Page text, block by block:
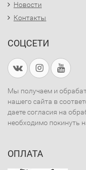
Новости
Контакты
СОЦСЕТИ
Мы получаем и
нашего сайта в
даете согласия на
необходимо покинуть
ОПЛАТА